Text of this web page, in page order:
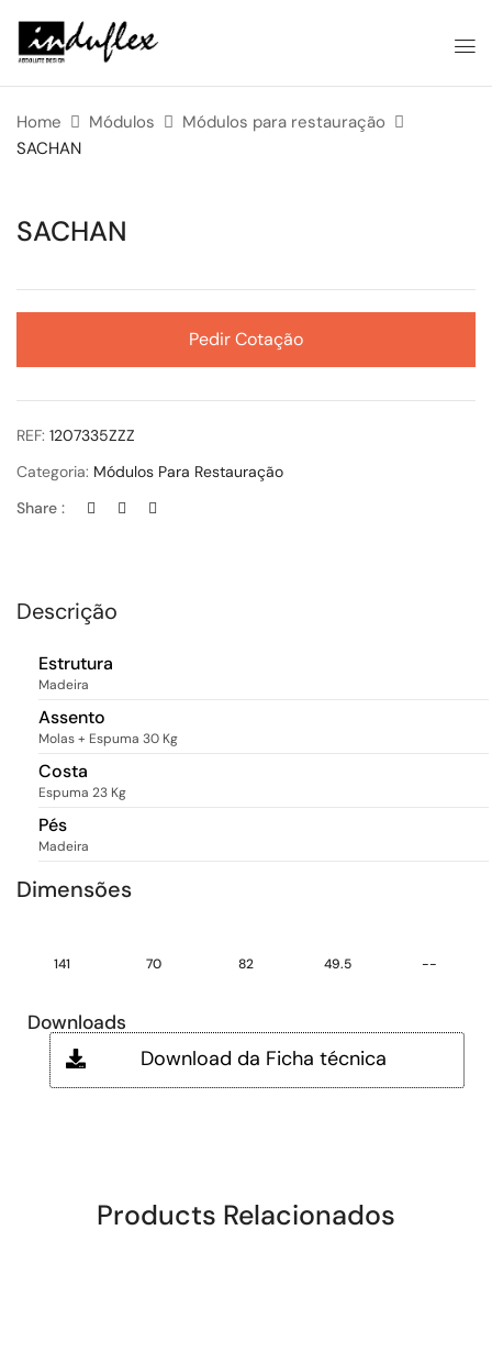
Home Módulos
Módulos para restauração
SACHAN
SACHAN
Pedir Cotação
REF: 1207335ZZZ
Categoria: Módulos Para Restauração
Share :
Descrição
Estrutura
Madeira
Assento
Molas + Espuma 30 Kg
Costa
Espuma 23 Kg
Pés
Madeira
Dimensões
141 70 82 49.5 --
Downloads
Download da Ficha técnica
Products Relacionados